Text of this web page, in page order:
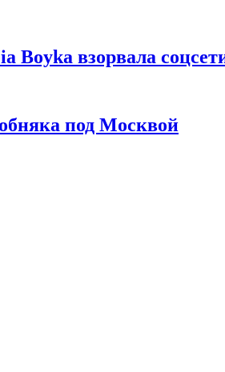
Boyka взорвала
под Москвой